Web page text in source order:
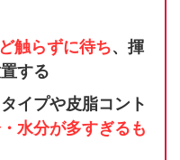
触らずに待ち、揮
する
イプや皮脂コント
水分が多すぎるも